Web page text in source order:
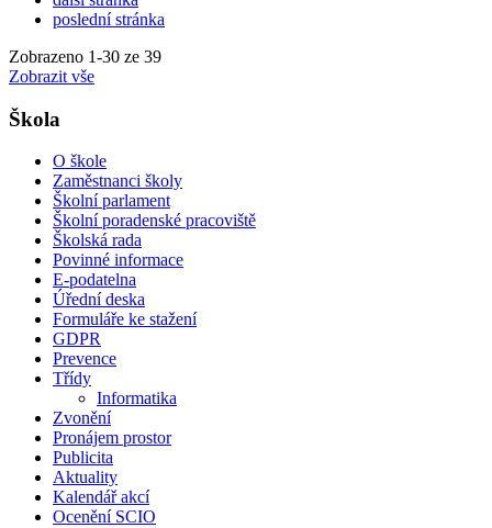
poslední stránka
Zobrazeno 1-30 ze 39
Zobrazit vše
Škola
O škole
Zaměstnanci školy
Školní parlament
Školní poradenské pracoviště
Školská rada
Povinné informace
E-podatelna
Úřední deska
Formuláře ke stažení
GDPR
Prevence
Třídy
Informatika
Zvonění
Pronájem prostor
Publicita
Aktuality
Kalendář akcí
Ocenění SCIO